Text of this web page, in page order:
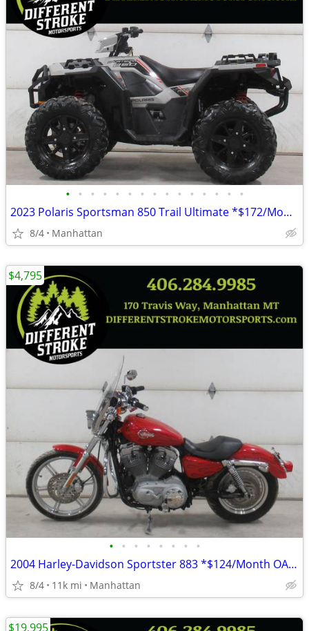
• • • • • • • • • • • • • • •
2023 Polaris Sportsman 850 Trail Ultimate *$172/Month OAC $0 Down*
8/4 Manhattan
• • • • • • • •
2004 Harley-Davidson Sportster 883 *$124/Month OAC $0 Down*
8/4 11k mi Manhattan
$4,795
$19,995